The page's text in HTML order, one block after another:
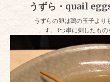
うずら・quail
うずらの卵は鶏の玉子より
す。3つ串に刺したもの